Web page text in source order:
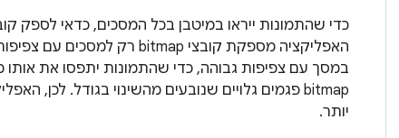
במסך עם צפיפות גבוהה, כדי שהתמונות יתפסו את אותו
יותר.